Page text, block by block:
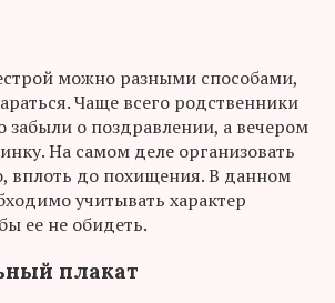
можно разными способами,
Чаще всего родственники
забыли о поздравлении, а вечером
На самом деле организовать
вплоть до похищения. В данном
учитывать характер
ее не обидеть.
плакат